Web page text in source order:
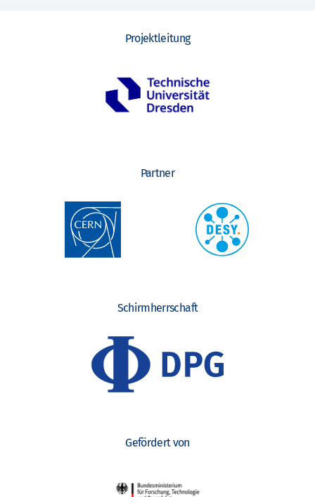
Projektleitung
Partner
Schirmherrschaft
Gefördert von